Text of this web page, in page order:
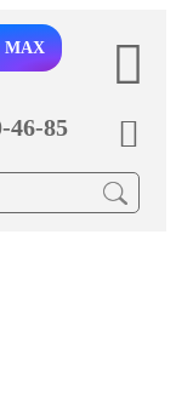
MAX
46-85